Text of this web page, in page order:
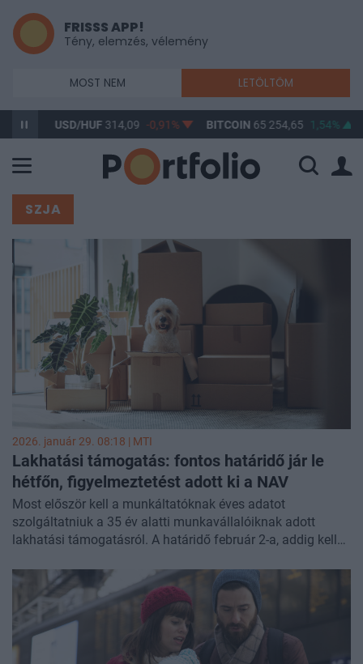
FRISSS APP!
Tény, elemzés, vélemény
MOST NEM LETÖLTÖM
USD/HUF 314,09 -0,91% BITCOIN 65 254,65 1,54% BUX 148
SZJA
2026. január 29. 08:18 | MTI
Lakhatási támogatás: fontos határidő jár le
hétfőn, figyelmeztetést adott ki a NAV
Most először kell a munkáltatóknak éves adatot
szolgáltatniuk a 35 év alatti munkavállalóiknak adott
lakhatási támogatásról. A határidő február 2-a, addig kell
nyomtatványt - figyelmeztet csütörtöki közleményében a
Nemzeti Adó- és Vámhivatal (NAV).